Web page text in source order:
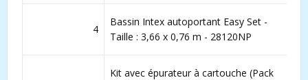
4
Bassin Intex autoportant Easy Set -
Taille : 3,66 x 0,76 m - 28120NP
Kit avec épurateur à cartouche (Pack